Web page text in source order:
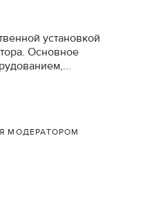
установкой
Основное
МОДЕРАТОРОМ